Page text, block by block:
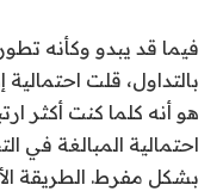
فيما قد يبدو وكأنه
بالتداول، قلت
هو أنه كلما كنت أكثر
احتمالية المبالغة في
بشكل مفرط. الطريقة